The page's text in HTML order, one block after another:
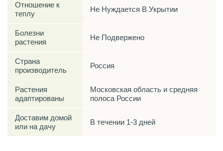
Отношение к
теплу
Не Нуждается В Укрытии
Болезни
растения
Не Подвержено
Страна
производитель
Россия
Растения
адаптированы
Московская область и средняя
полоса России
Доставим домой
или на дачу
В течении 1-3 дней